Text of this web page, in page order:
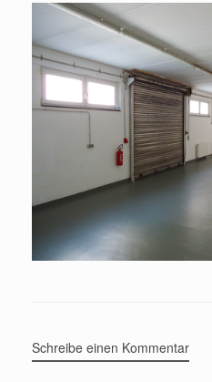
Schreibe einen Kommentar